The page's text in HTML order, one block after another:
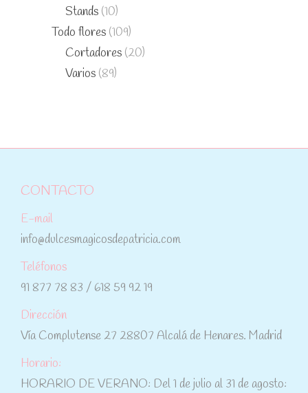
Stands (10)
Todo flores (109)
Cortadores (20)
Varios (89)
CONTACTO
E-mail
info@dulcesmagicosdepatricia.com
Teléfonos
91 877 78 83 / 618 59 92 19
Dirección
Vía Complutense 27 28807 Alcalá de Henares. Madrid
Horario:
HORARIO DE VERANO: Del 1 de julio al 31 de agosto: